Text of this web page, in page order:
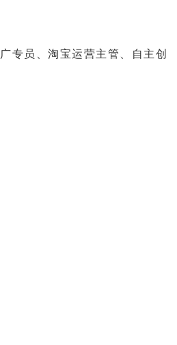
专员、淘宝运营主管、自主创